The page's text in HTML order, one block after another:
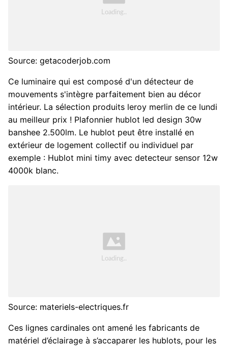
Source: getacoderjob.com
Ce luminaire qui est composé d'un détecteur de
mouvements s'intègre parfaitement bien au décor
intérieur. La sélection produits leroy merlin de ce lundi
au meilleur prix ! Plafonnier hublot led design 30w
banshee 2.500lm. Le hublot peut être installé en
extérieur de logement collectif ou individuel par
exemple : Hublot mini timy avec detecteur sensor 12w
4000k blanc.
Source: materiels-electriques.fr
Ces lignes cardinales ont amené les fabricants de
matériel d’éclairage à s’accaparer les hublots, pour les